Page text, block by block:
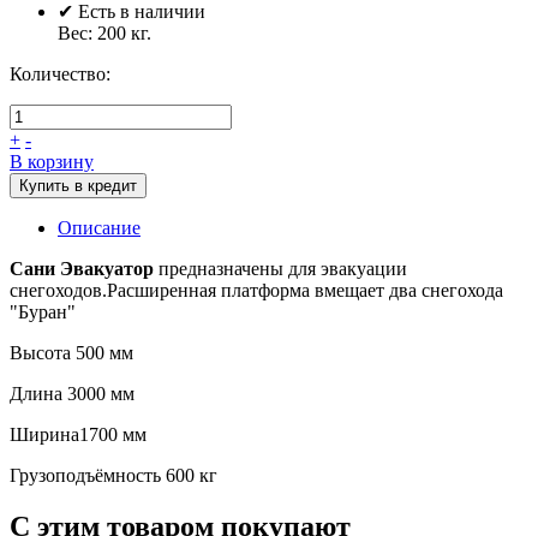
✔ Есть в наличии
Вес: 200 кг.
Количество:
+ -
В корзину
Купить в кредит
Описание
Сани Эвакуатор предназначены для эвакуации
снегоходов.Расширенная платформа вмещает два снегохода
"Буран"
Высота 500 мм
Длина 3000 мм
Ширина1700 мм
Грузоподъёмность 600 кг
С этим товаром покупают